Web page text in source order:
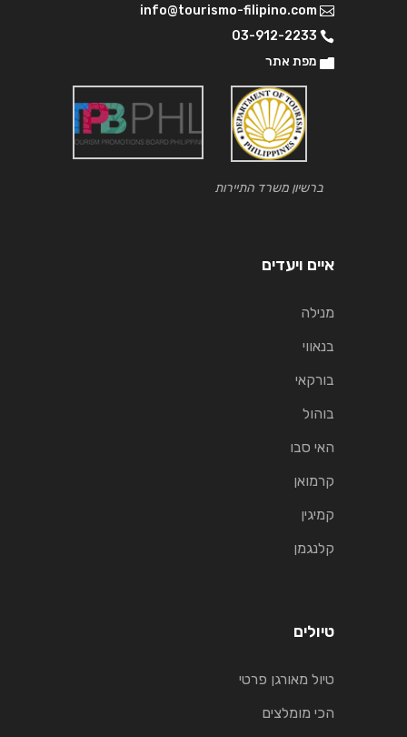
info@tourismo-filipino.com
03-912-2233
מפת אתר
ברשיון משרד התיירות
איים ויעדים
מנילה
בנאווי
בורקאי
בוהול
האי סבו
קרמואן
קמיגין
קלנגמן
טיולים
טיול מאורגן פרטי
הכי מומלצים